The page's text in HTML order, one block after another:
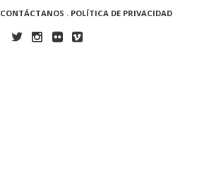
CONTÁCTANOS . POLÍTICA DE PRIVACIDAD